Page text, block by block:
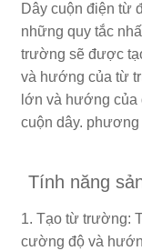
Dây cuộn điện từ
những quy tắc
trường sẽ được
và hướng của từ
lớn và hướng của
cuộn dây. phương
Tính năng
1. Tạo từ trường:
cường độ và